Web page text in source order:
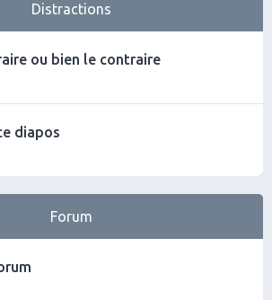
Distractions
ou bien le contraire
diapos
Forum